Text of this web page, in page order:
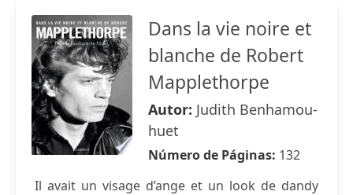
Dans la vie noire et
blanche de Robert
Mapplethorpe
Autor: Judith Benhamou-
huet
Número de Páginas: 132
Il avait un visage d’ange et un look de dandy